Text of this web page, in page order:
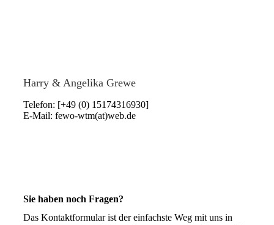
Harry & Angelika Grewe
Telefon: [+49 (0) 15174316930]
E-Mail: fewo-wtm(at)web.de
Sie haben noch Fragen?
Das Kontaktformular ist der einfachste Weg mit uns in